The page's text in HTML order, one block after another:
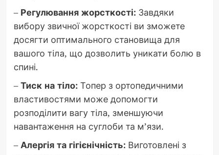
– Регулювання жорсткості:Завдяки
вибору звичної жорсткості ви зможете
досягти оптимального становища для
вашого тіла, що дозволить уникати болю в
спині.
– Тиск на тіло:Топер з ортопедичними
властивостями може допомогти
розподілити вагу тіла, зменшуючи
навантаження на суглоби та м’язи.
– Алергія та гігієнічність:Виготовлені з